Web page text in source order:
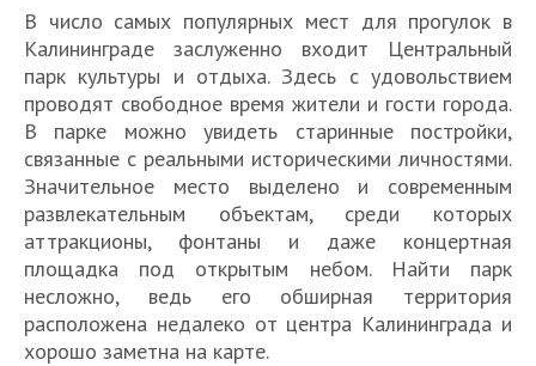
В число самых популярных мест для прогулок в
Калининграде заслуженно входит Центральный
парк культуры и отдыха. Здесь с удовольствием
проводят свободное время жители и гости города.
В парке можно увидеть старинные постройки,
связанные с реальными историческими личностями.
Значительное место выделено и современным
развлекательным объектам, среди которых
аттракционы, фонтаны и даже концертная
площадка под открытым небом. Найти парк
несложно, ведь его обширная территория
расположена недалеко от центра Калининграда и
хорошо заметна на карте.